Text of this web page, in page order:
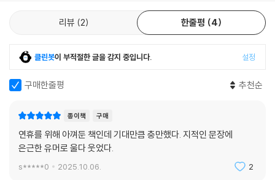
직 남아 있는 오픈 채팅방의 알람이 울린다. 모두가 잠든 밤, 어느 관객이
영화에 얽힌 이야기를 더 나누기 위해 문을 두드린 것이다. 관객의 노크는
험을 하게 해준다. 취재차 칸영화제에 간 저자는 칸으로 넘어가기 직전 비
채로 다니게 된다. 아이러니하게도 그 덕분에 저자는 자신이 칸에 머물 때
“여권이 필요 없는” 영화라는 국가에 있었음을 깨닫는다.
스크린을 등지고 객석을 향해 선 사람에게 관객은 어느새 심장과 가까워진
목소리를 들려준다. 범람하는 영화 행사가 낳는 일말의 부작용에도 불구하
리뷰 2 한줄평 4
클린봇이 부적절한 글을 감지 중입니다. 설정
구매한줄평 추천순
종이책 구매
연휴를 위해 아껴둔 책인데 기대만큼 충만했다. 지적인 문장에
은근한 유머로 울다 웃었다.
s*****0 2025.10.06. 2